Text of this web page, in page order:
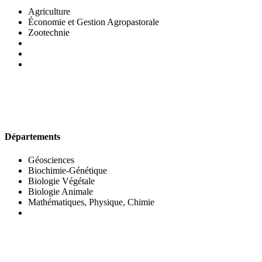
Agriculture
Économie et Gestion Agropastorale
Zootechnie
Départements
Géosciences
Biochimie-Génétique
Biologie Végétale
Biologie Animale
Mathématiques, Physique, Chimie